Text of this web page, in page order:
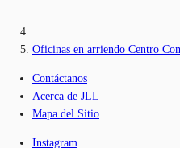
Oficinas en arriendo Centro
Contáctanos
Acerca de JLL
Mapa del Sitio
Instagram